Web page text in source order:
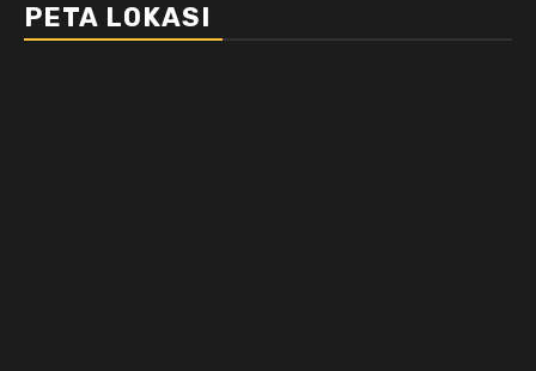
PETA LOKASI